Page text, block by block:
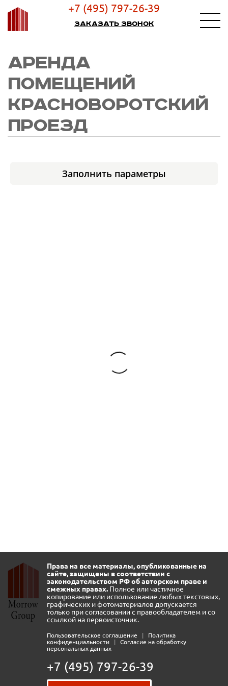
+7 (495) 797-26-39
Заказать звонок
АРЕНДА
ПОМЕЩЕНИЙ
КРАСНОВОРОТСКИЙ
ПРОЕЗД
Заполнить параметры
Права на все материалы, опубликованные на
сайте, защищены в соответствии с
законодательством РФ об авторском праве и
смежных правах. Полное или частичное
копирование или использование любых текстовых,
графических и фотоматериалов допускается
только при согласовании с правообладателем и со
ссылкой на первоисточник.
Пользовательское соглашение |
Политика
конфиденциальности
|
Согласие на обработку
персональных данных
+7 (495) 797-26-39